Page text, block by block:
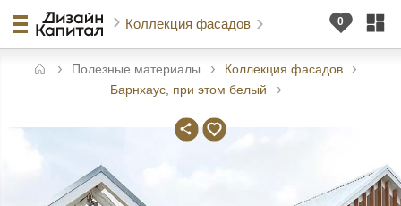
Коллекция фасадов
Полезные материалы
Коллекция фасадов
Барнхаус, при этом белый